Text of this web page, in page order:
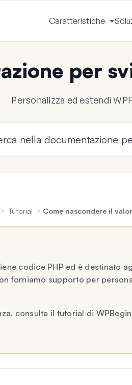
Caratteristiche
Apri
Menu
per
Personalizza ed estendi
Tutorial Come nascondere il
codice PHP ed è destinato
forniamo supporto per
consulta il tutorial di